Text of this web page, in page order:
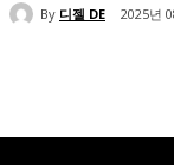
By 디젤 DE 2025년